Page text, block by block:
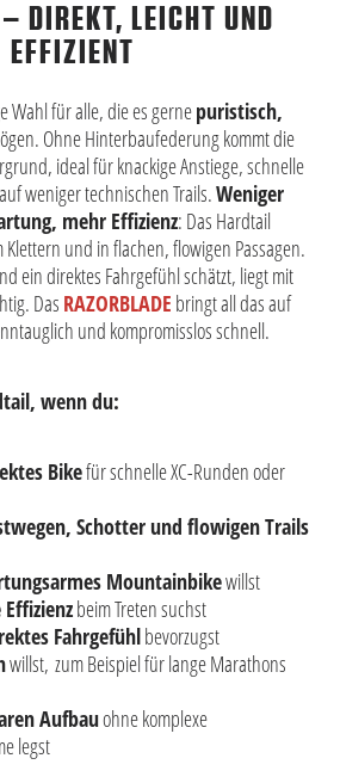
DIREKT, LEICHT UND
EFFIZIENT
Wahl für alle, die es gernepuristisch,
Ohne Hinterbaufederung kommt die
ideal für knackige Anstiege, schnelle
weniger technischen Trails.Weniger
mehr Effizienz: Das Hardtail
und in flachen, flowigen Passagen.
ein direktes Fahrgefühl schätzt, liegt mit
Das RAZORBLADE bringt all das auf
und kompromisslos schnell.
wenn du:
Bikefür schnelle XC-Runden oder
Schotter und flowigen Trails
Mountainbikewillst
beim Treten suchst
Fahrgefühlbevorzugst
willst, zum Beispiel für lange Marathons
Aufbauohne komplexe
legst